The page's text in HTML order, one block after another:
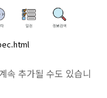
속 추가될 수도 있습니